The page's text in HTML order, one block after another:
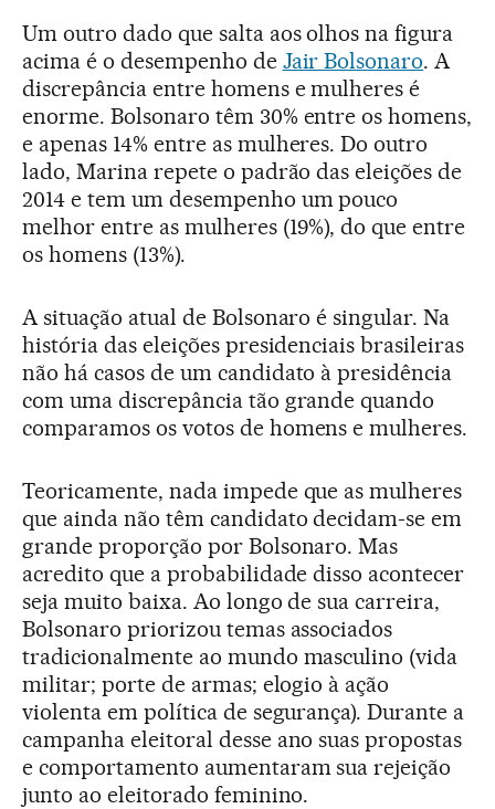
Um outro dado que salta aos olhos na figura
acima é o desempenho de Jair Bolsonaro. A
discrepância entre homens e mulheres é
enorme. Bolsonaro têm 30% entre os homens,
e apenas 14% entre as mulheres. Do outro
lado, Marina repete o padrão das eleições de
2014 e tem um desempenho um pouco
melhor entre as mulheres (19%), do que entre
os homens (13%).
A situação atual de Bolsonaro é singular. Na
história das eleições presidenciais brasileiras
não há casos de um candidato à presidência
com uma discrepância tão grande quando
comparamos os votos de homens e mulheres.
Teoricamente, nada impede que as mulheres
que ainda não têm candidato decidam-se em
grande proporção por Bolsonaro. Mas
acredito que a probabilidade disso acontecer
seja muito baixa. Ao longo de sua carreira,
Bolsonaro priorizou temas associados
tradicionalmente ao mundo masculino (vida
militar; porte de armas; elogio à ação
violenta em política de segurança). Durante a
campanha eleitoral desse ano suas propostas
e comportamento aumentaram sua rejeição
junto ao eleitorado feminino.